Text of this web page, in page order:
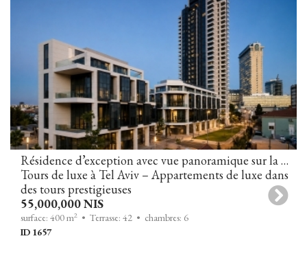
Résidence d’exception avec vue panoramique sur la mer à White City Residence
Tours de luxe à Tel Aviv – Appartements de luxe dans
des tours prestigieuses
55,000,000 NIS
surface: 400 m2 • Terrasse: 42 • chambres: 6
ID 1657